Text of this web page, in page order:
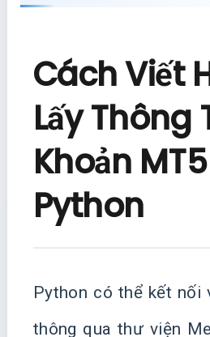
Cách Viết
Lấy Thông
Khoản
Python
Python có thể kết nối
thông qua thư viện